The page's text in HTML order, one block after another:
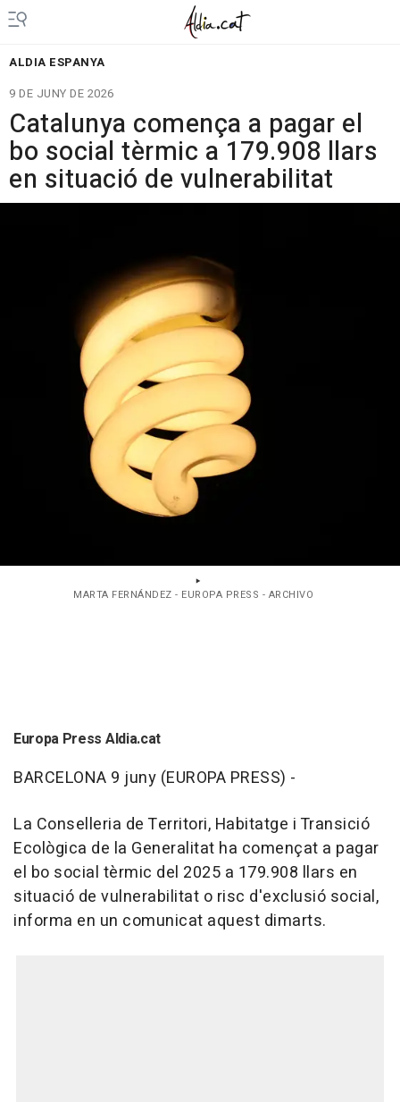
ALDIA ESPANYA
9 DE JUNY DE 2026
Catalunya comença a pagar el
bo social tèrmic a 179.908 llars
en situació de vulnerabilitat
MARTA FERNÁNDEZ - EUROPA PRESS - ARCHIVO
Europa Press Aldia.cat
BARCELONA 9 juny (EUROPA PRESS) -
La Conselleria de Territori, Habitatge i Transició
Ecològica de la Generalitat ha començat a pagar
el bo social tèrmic del 2025 a 179.908 llars en
situació de vulnerabilitat o risc d'exclusió social,
informa en un comunicat aquest dimarts.